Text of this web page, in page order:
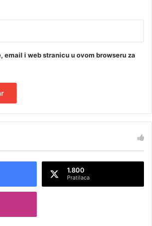
email i web stranicu u ovom browseru za
1.800
Pratilaca